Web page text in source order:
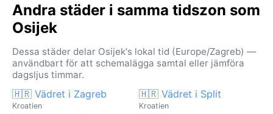
Andra städer i samma tidszon som
Osijek
Dessa städer delar Osijek's lokal tid (Europe/Zagreb) —
användbart för att schemalägga samtal eller jämföra
dagsljus timmar.
🇭🇷 Vädret i Zagreb
Kroatien
🇭🇷 Vädret i Split
Kroatien